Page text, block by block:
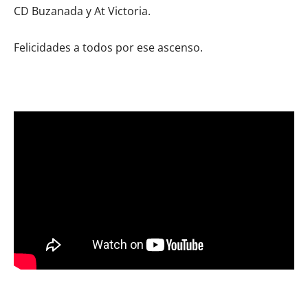
CD Buzanada y At Victoria.
Felicidades a todos por ese ascenso.